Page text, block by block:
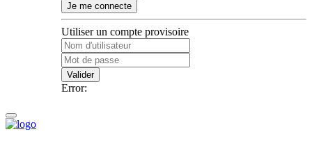
Je me connecte
Utiliser un compte provisoire
Valider
Error: